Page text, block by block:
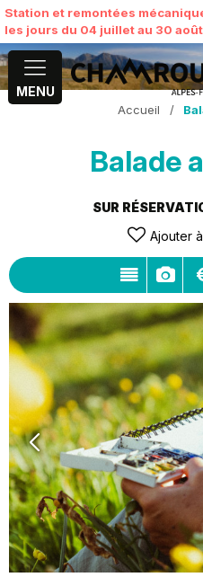
Station et remontées
les jours du 04 juillet au 30 août
MENU
Accueil /
Balade
SUR
Ajouter